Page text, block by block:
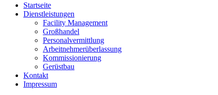
Startseite
Dienstleistungen
Facility Management
Großhandel
Personalvermittlung
Arbeitnehmerüberlassung
Kommissionierung
Gerüstbau
Kontakt
Impressum